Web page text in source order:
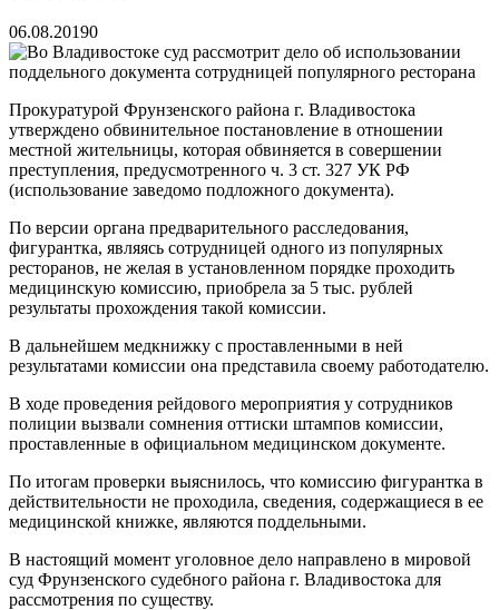
06.08.20190
Прокуратурой Фрунзенского района г. Владивостока
утверждено обвинительное постановление в отношении
местной жительницы, которая обвиняется в совершении
преступления, предусмотренного ч. 3 ст. 327 УК РФ
(использование заведомо подложного документа).
По версии органа предварительного расследования,
фигурантка, являясь сотрудницей одного из популярных
ресторанов, не желая в установленном порядке проходить
медицинскую комиссию, приобрела за 5 тыс. рублей
результаты прохождения такой комиссии.
В дальнейшем медкнижку с проставленными в ней
результатами комиссии она представила своему работодателю.
В ходе проведения рейдового мероприятия у сотрудников
полиции вызвали сомнения оттиски штампов комиссии,
проставленные в официальном медицинском документе.
По итогам проверки выяснилось, что комиссию фигурантка в
действительности не проходила, сведения, содержащиеся в ее
медицинской книжке, являются поддельными.
В настоящий момент уголовное дело направлено в мировой
суд Фрунзенского судебного района г. Владивостока для
рассмотрения по существу.